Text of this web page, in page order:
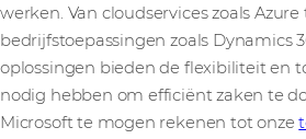
werken. Van cloudservices zoals
bedrijfstoepassingen zoals Dynamics
oplossingen bieden de flexibiliteit en
nodig hebben om efficiënt zaken te
Microsoft te mogen rekenen tot onze